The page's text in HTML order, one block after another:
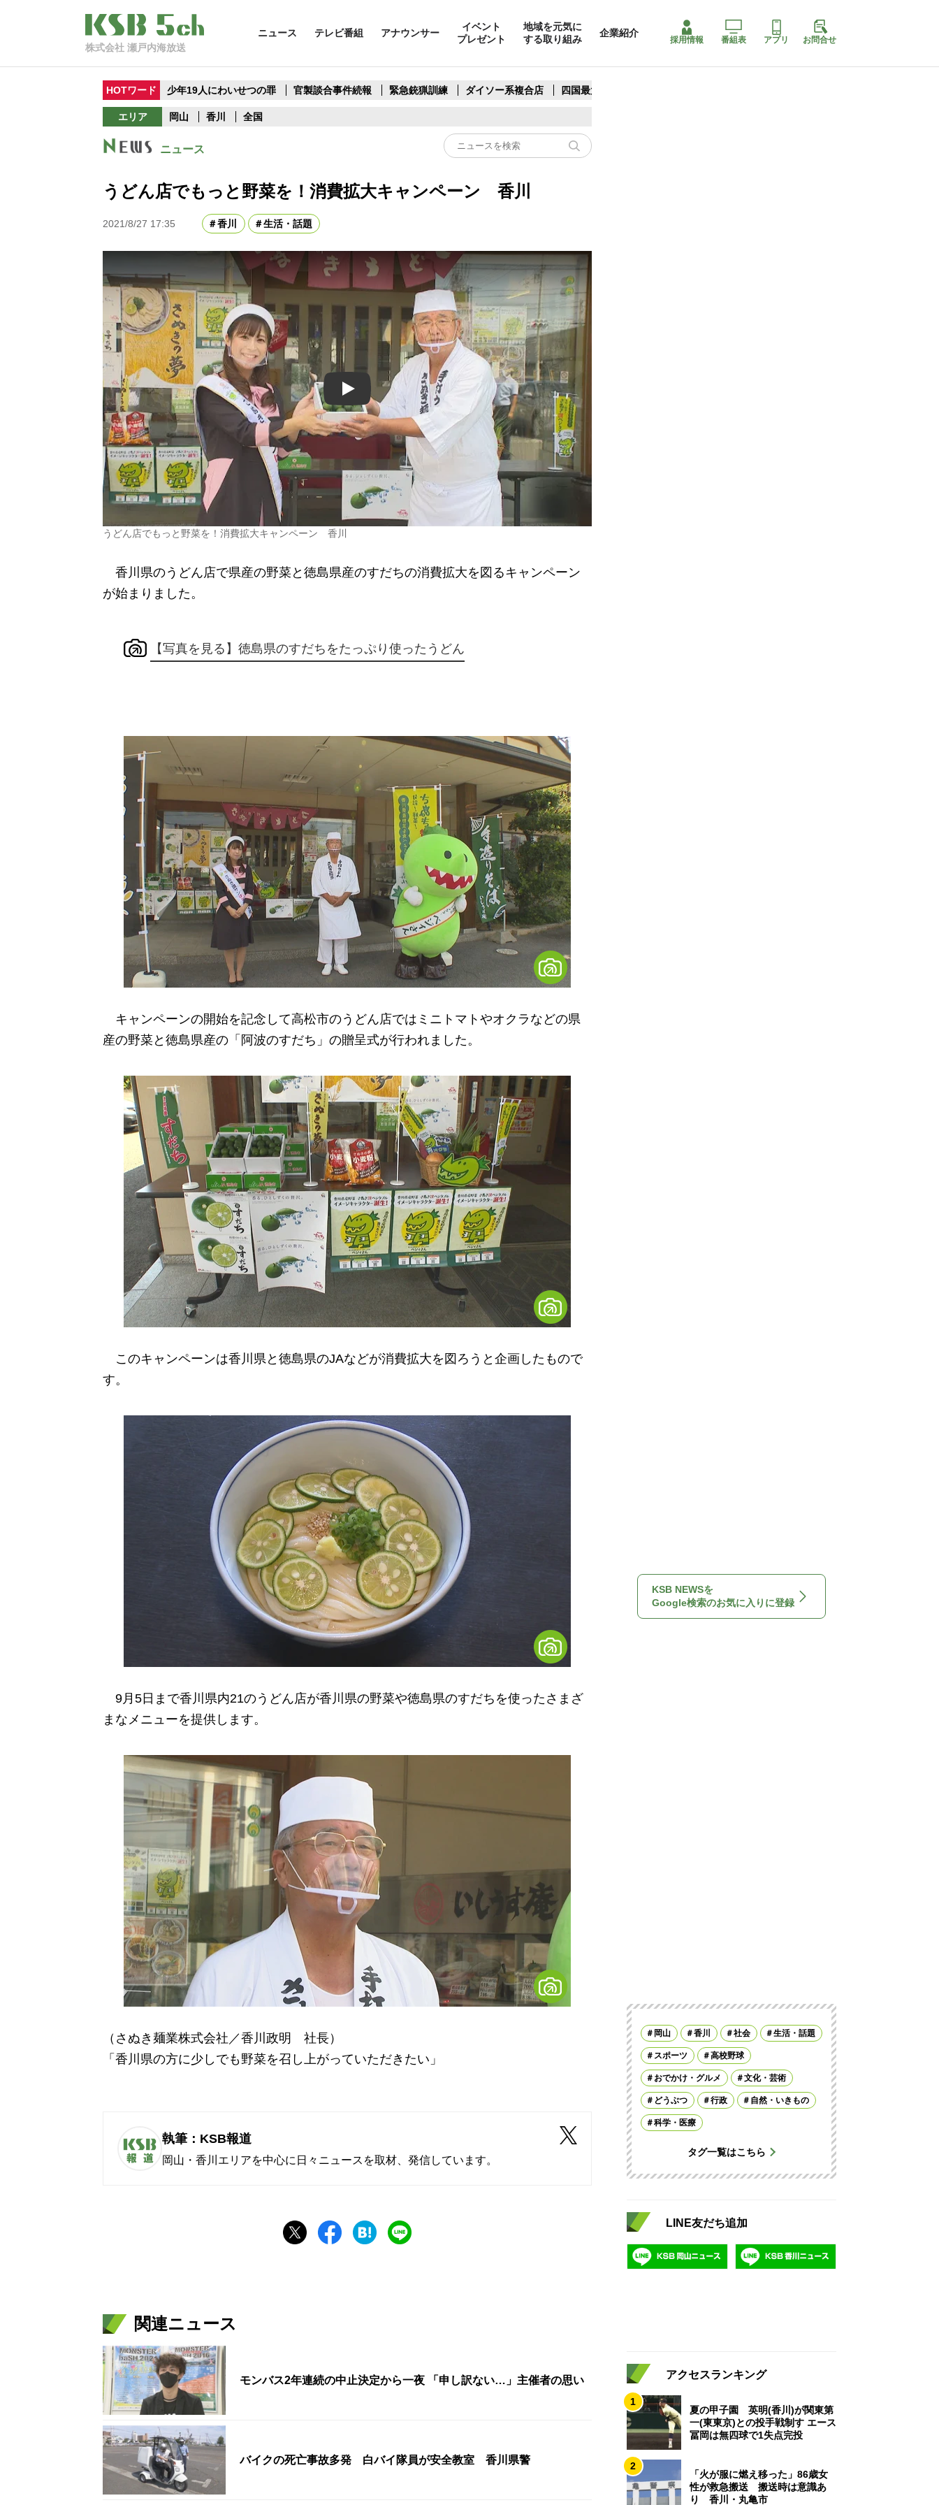
株式会社 瀬戸内海放送
ニュース テレビ番組 アナウンサー
イベント
プレゼント
地域を元気に
する取り組み
企業紹介
採用情報 番組表 アプリ お問合せ
HOTワード 少年19人にわいせつの罪 官製談合事件続報 緊急銃猟訓練 ダイソー系複合店 四国最大スリコ
エリア 岡山 香川 全国
ニュース
うどん店でもっと野菜を！消費拡大キャンペーン 香川
2021/8/27 17:35 香川 生活・話題
Play
うどん店でもっと野菜を！消費拡大キャンペーン 香川
香川県のうどん店で県産の野菜と徳島県産のすだちの消費拡大を図るキャンペーン
が始まりました。
【写真を見る】徳島県のすだちをたっぷり使ったうどん
キャンペーンの開始を記念して高松市のうどん店ではミニトマトやオクラなどの県
産の野菜と徳島県産の「阿波のすだち」の贈呈式が行われました。
このキャンペーンは香川県と徳島県のJAなどが消費拡大を図ろうと企画したもので
す。
9月5日まで香川県内21のうどん店が香川県の野菜や徳島県のすだちを使ったさまざ
まなメニューを提供します。
（さぬき麺業株式会社／香川政明 社長）
「香川県の方に少しでも野菜を召し上がっていただきたい」
執筆：KSB報道
岡山・香川エリアを中心に日々ニュースを取材、発信しています。
関連ニュース
モンバス2年連続の中止決定から一夜 「申し訳ない…」主催者の思い
バイクの死亡事故多発 白バイ隊員が安全教室 香川県警
KSB NEWSを
Google検索のお気に入りに登録
岡山 香川 社会 生活・話題
スポーツ 高校野球
おでかけ・グルメ 文化・芸術
どうぶつ 行政 自然・いきもの
科学・医療
タグ一覧はこちら
LINE友だち追加
アクセスランキング
1
夏の甲子園 英明(香川)が関東第
一(東東京)との投手戦制す エース
冨岡は無四球で1失点完投
2
「火が服に燃え移った」86歳女
性が救急搬送 搬送時は意識あ
り 香川・丸亀市